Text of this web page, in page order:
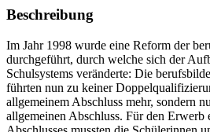
Beschreibung
Im Jahr 1998 wurde eine Reform der
durchgeführt, durch welche sich der
Schulsystems veränderte: Die
führten nun zu keiner
allgemeinem Abschluss mehr, sondern
allgemeinen Abschluss. Für den Erwerb